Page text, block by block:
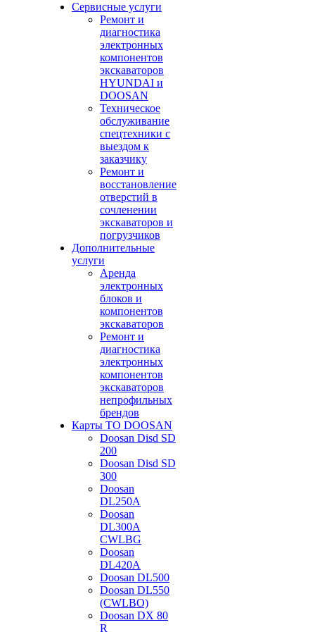
Сервисные услуги
Ремонт и
диагностика
электронных
компонентов
экскаваторов
HYUNDAI и
DOOSAN
Техническое
обслуживание
спецтехники с
выездом к
заказчику
Ремонт и
восстановление
отверстий в
сочленении
экскаваторов и
погрузчиков
Дополнительные
услуги
Аренда
электронных
блоков и
компонентов
экскаваторов
Ремонт и
диагностика
электронных
компонентов
экскаваторов
непрофильных
брендов
Карты ТО DOOSAN
Doosan Disd SD
200
Doosan Disd SD
300
Doosan
DL250A
Doosan
DL300A
CWLBG
Doosan
DL420A
Doosan DL500
Doosan DL550
(CWLBO)
Doosan DX 80
R